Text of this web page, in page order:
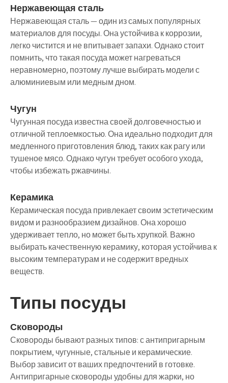
Нержавеющая сталь
Нержавеющая сталь — один из самых популярных
материалов для посуды. Она устойчива к коррозии,
легко чистится и не впитывает запахи. Однако стоит
помнить, что такая посуда может нагреваться
неравномерно, поэтому лучше выбирать модели с
алюминиевым или медным дном.
Чугун
Чугунная посуда известна своей долговечностью и
отличной теплоемкостью. Она идеально подходит для
медленного приготовления блюд, таких как рагу или
тушеное мясо. Однако чугун требует особого ухода,
чтобы избежать ржавчины.
Керамика
Керамическая посуда привлекает своим эстетическим
видом и разнообразием дизайнов. Она хорошо
удерживает тепло, но может быть хрупкой. Важно
выбирать качественную керамику, которая устойчива к
высоким температурам и не содержит вредных
веществ.
Типы посуды
Сковороды
Сковороды бывают разных типов: с антипригарным
покрытием, чугунные, стальные и керамические.
Выбор зависит от ваших предпочтений в готовке.
Антипригарные сковороды удобны для жарки, но